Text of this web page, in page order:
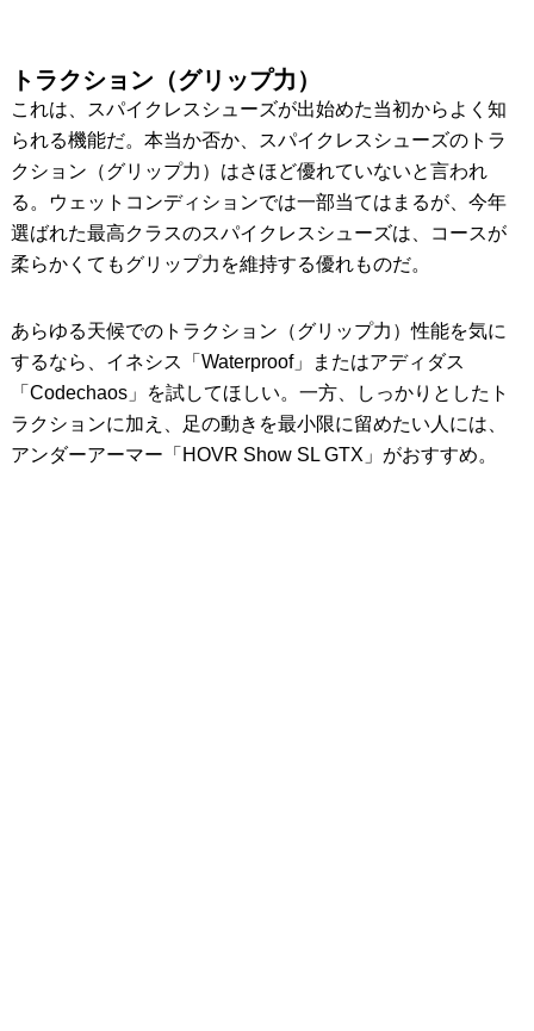
トラクション（グリップ力）
これは、スパイクレスシューズが出始めた当初からよく知
られる機能だ。本当か否か、スパイクレスシューズのトラ
クション（グリップ力）はさほど優れていないと言われ
る。ウェットコンディションでは一部当てはまるが、今年
選ばれた最高クラスのスパイクレスシューズは、コースが
柔らかくてもグリップ力を維持する優れものだ。
あらゆる天候でのトラクション（グリップ力）性能を気に
するなら、イネシス「Waterproof」またはアディダス
「Codechaos」を試してほしい。一方、しっかりとしたト
ラクションに加え、足の動きを最小限に留めたい人には、
アンダーアーマー「HOVR Show SL GTX」がおすすめ。